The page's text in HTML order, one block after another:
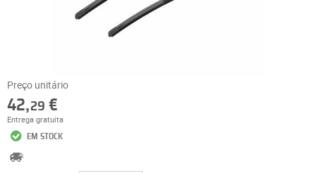
Preço unitário
42,29 €
Entrega gratuita
EM STOCK